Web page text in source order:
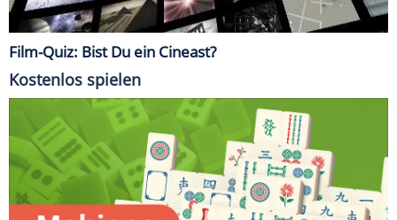
Film-Quiz: Bist Du ein Cineast?
Kostenlos spielen